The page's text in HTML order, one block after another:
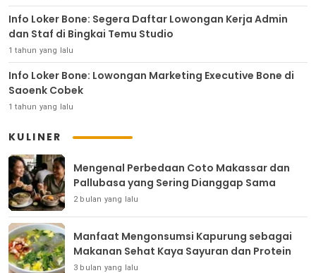
Info Loker Bone: Segera Daftar Lowongan Kerja Admin
dan Staf di Bingkai Temu Studio
1 tahun yang lalu
Info Loker Bone: Lowongan Marketing Executive Bone di
Saoenk Cobek
1 tahun yang lalu
KULINER
Mengenal Perbedaan Coto Makassar dan
Pallubasa yang Sering Dianggap Sama
2 bulan yang lalu
Manfaat Mengonsumsi Kapurung sebagai
Makanan Sehat Kaya Sayuran dan Protein
3 bulan yang lalu